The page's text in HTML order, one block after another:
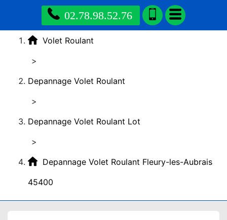
02.78.98.52.76
Volet Roulant
>
Depannage Volet Roulant
>
Depannage Volet Roulant Lot
>
Depannage Volet Roulant Fleury-les-Aubrais
45400